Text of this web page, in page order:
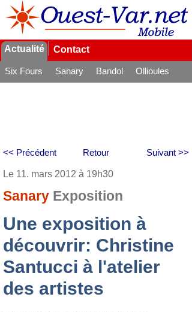
Actualité Contact
Six Fours Sanary Bandol
Ollioules
Retour
<< Précédent Suivant >>
Le 11. mars 2012 à 19h30
Sanary Exposition
Une exposition à
découvrir: Christine
Santucci à l'atelier
des artistes